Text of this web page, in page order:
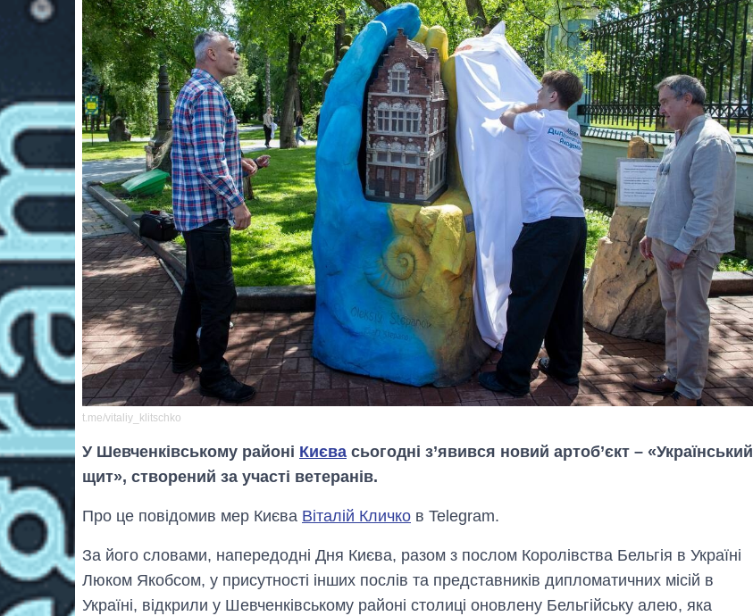
t.me/vitaliy_klitschko
У Шевченківському районі Києва сьогодні з’явився новий артоб’єкт – «Український
щит», створений за участі ветеранів.
Про це повідомив мер Києва Віталій Кличко в Telegram.
За його словами, напередодні Дня Києва, разом з послом Королівства Бельгія в Україні
Люком Якобсом, у присутності інших послів та представників дипломатичних місій в
Україні, відкрили у Шевченківському районі столиці оновлену Бельгійську алею, яка